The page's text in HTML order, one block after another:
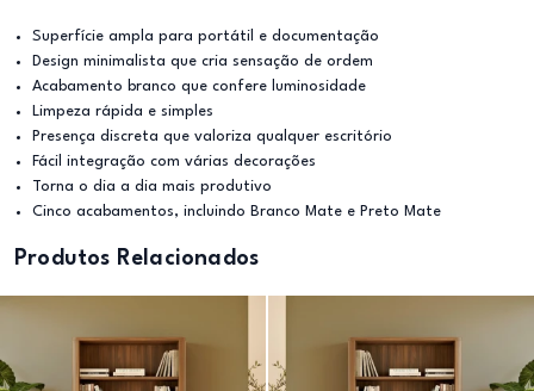
Superfície ampla para portátil e documentação
Design minimalista que cria sensação de ordem
Acabamento branco que confere luminosidade
Limpeza rápida e simples
Presença discreta que valoriza qualquer escritório
Fácil integração com várias decorações
Torna o dia a dia mais produtivo
Cinco acabamentos, incluindo Branco Mate e Preto Mate
Produtos Relacionados